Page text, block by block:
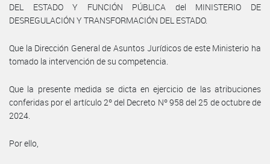
DEL ESTADO Y FUNCIÓN PÚBLICA del MINISTERIO DE
DESREGULACIÓN Y TRANSFORMACIÓN DEL ESTADO.
Que la Dirección General de Asuntos Jurídicos de este Ministerio ha
tomado la intervención de su competencia.
Que la presente medida se dicta en ejercicio de las atribuciones
conferidas por el artículo 2º del Decreto Nº 958 del 25 de octubre de
2024.
Por ello,